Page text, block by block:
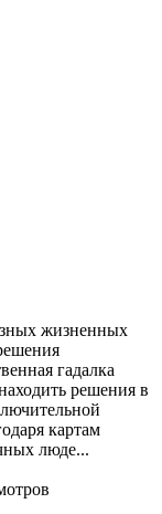
жизненных
гадалка
решения в
картам
люде...